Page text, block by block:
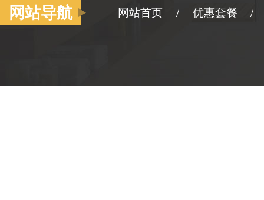
网站导航 网站首页 / 优惠套餐 /